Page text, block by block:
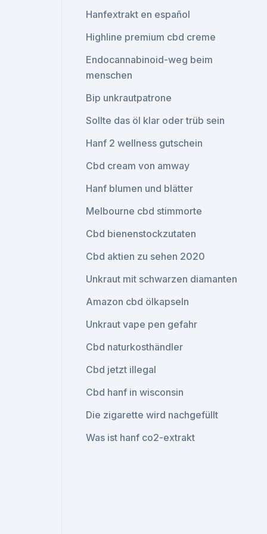
Hanfextrakt en español
Highline premium cbd creme
Endocannabinoid-weg beim
menschen
Bip unkrautpatrone
Sollte das öl klar oder trüb sein
Hanf 2 wellness gutschein
Cbd cream von amway
Hanf blumen und blätter
Melbourne cbd stimmorte
Cbd bienenstockzutaten
Cbd aktien zu sehen 2020
Unkraut mit schwarzen diamanten
Amazon cbd ölkapseln
Unkraut vape pen gefahr
Cbd naturkosthändler
Cbd jetzt illegal
Cbd hanf in wisconsin
Die zigarette wird nachgefüllt
Was ist hanf co2-extrakt